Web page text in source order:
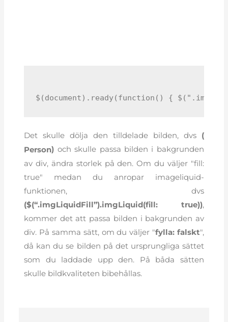
$(document).ready(function() {
Det skulle dölja den tilldelade bilden, dvs (
) och skulle passa bilden i bakgrunden
av div, ändra storlek på den. Om du väljer "fill:
true" medan du anropar imageliquid-
funktionen, dvs
($(“.imgLiquidFill”).imgLiquid(fill: true)),
kommer det att passa bilden i bakgrunden av
div. På samma sätt, om du väljer "fylla: falskt",
då kan du se bilden på det ursprungliga sättet
som du laddade upp den. På båda sätten
skulle bildkvaliteten bibehållas.